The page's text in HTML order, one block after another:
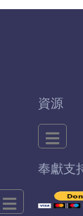
資源
奉獻支